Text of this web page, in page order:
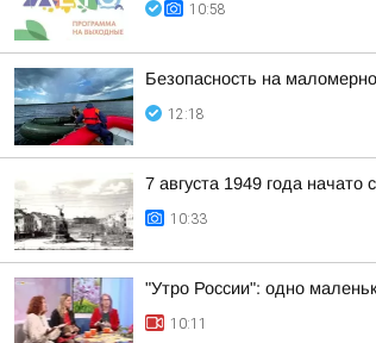
10:58
Безопасность на
12:18
7 августа 1949 года начато
10:33
"Утро России": одно
10:11